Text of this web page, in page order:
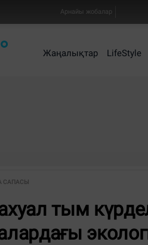
Арнайы жобалар
Жаңалықтар LifeStyle
САПАСЫ
тым